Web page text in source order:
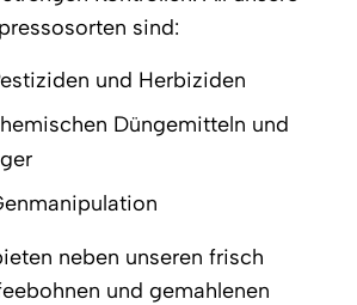
sind:
und Herbiziden
Düngemitteln und
neben unseren frisch
und gemahlenen